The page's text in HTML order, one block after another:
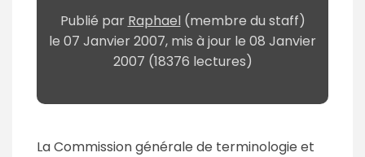
Publié par Raphael (membre du staff)
le 07 Janvier 2007, mis à jour le 08 Janvier
2007 (18376 lectures)
La Commission générale de terminologie et